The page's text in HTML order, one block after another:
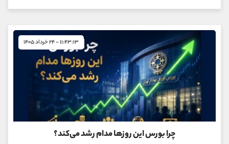
۱۱:۴۳:۱۳ - ۲۴ خرداد ۱۴۰۵
چرا بورس این روزها مدام رشد می‌کند؟